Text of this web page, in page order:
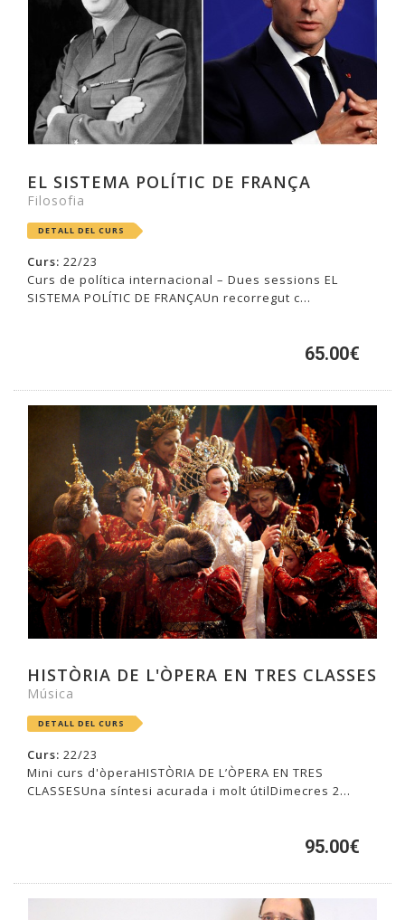
EL SISTEMA POLÍTIC DE FRANÇA
Filosofia
DETALL DEL CURS
Curs: 22/23
Curs de política internacional – Dues sessions EL
SISTEMA POLÍTIC DE FRANÇAUn recorregut c...
65.00€
HISTÒRIA DE L'ÒPERA EN TRES CLASSES
Música
DETALL DEL CURS
Curs: 22/23
Mini curs d'òperaHISTÒRIA DE L’ÒPERA EN TRES
CLASSESUna síntesi acurada i molt útilDimecres 2...
95.00€